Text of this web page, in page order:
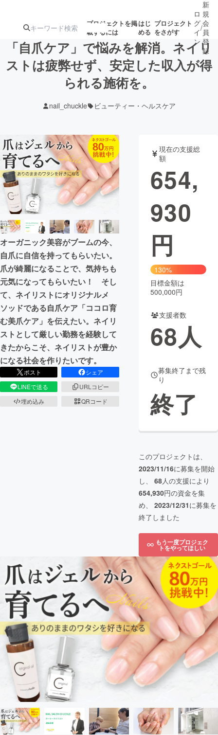
プロジェクトを掲
載するには
はじ
める
プロジェクト
をさがす
注目のリ 注目の新着プロ募集終了が近いプ
ロジェクト
テクノロジー・ガジェット
映像・映画 書籍・雑誌
ビジネス・起業 チャレンジ
まちづくり・地域活性化
CAMPFIRE for Social Good
CAMPFIRE Creation
CAMPFIREふるさと納税 machi-ya コミュニティ
ロ
グ
イ
ン
/
新
規
会
員
登
録
「自爪ケア」で悩みを解消。ネイリ
ストは疲弊せず、安定した収入が得
られる施術を。
nail_chuckle ビューティー・ヘルスケア
オーガニック美容がブームの今、
自爪に自信を持ってもらいたい。
爪が綺麗になることで、気持ちも
元気になってもらいたい！ そし
て、ネイリストにオリジナルメ
ソッドである自爪ケア「ココロ育
む美爪ケア」を伝えたい。ネイリ
ストとして厳しい勤務を経験して
きたからこそ、ネイリストが豊か
になる社会を作りたいです。
ポスト
シェア
LINEで送る
URLコピー
埋め込み
QRコード
現在の支援総
額
654,
930
円
130%
目標金額は
500,000円
支援者数
68人
募集終了まで残
り
終了
このプロジェクトは、
2023/11/16に募集を開始
し、 68人の支援により
654,930円の資金を集
め、 2023/12/31に募集を
終了しました
もう一度プロジェク
トをやってほしい